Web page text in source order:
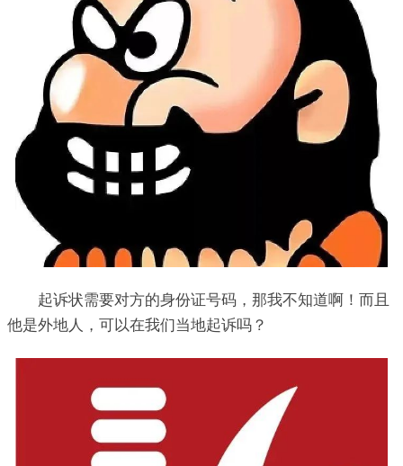
起诉状需要对方的身份证号码，那我不知道啊！而且
他是外地人，可以在我们当地起诉吗？